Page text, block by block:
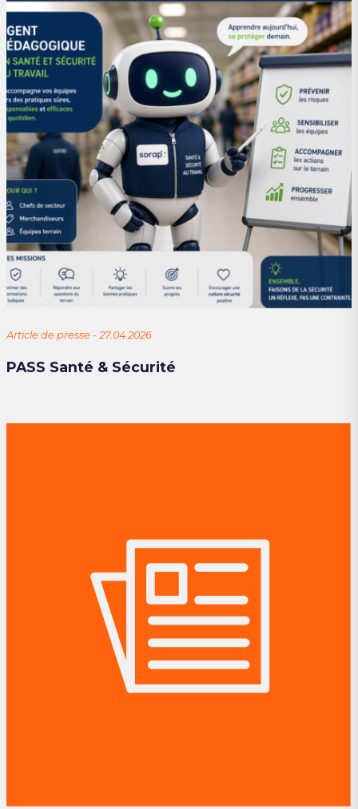
Article de presse - 27.04.2026
PASS Santé & Sécurité